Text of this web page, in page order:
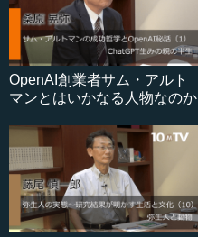
OpenAI創業者サム・アルト
マンとはいかなる人物なのか